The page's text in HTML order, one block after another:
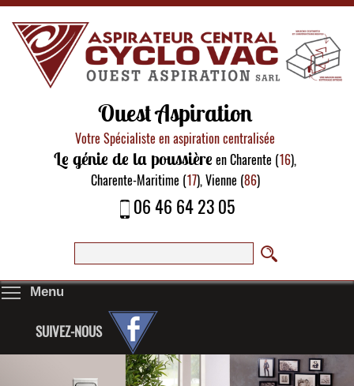
Ouest Aspiration
Votre Spécialiste en aspiration centralisée
Le génie de la poussière en Charente (16),
Charente-Maritime (17), Vienne (86)
06 46 64 23 05
Menu
SUIVEZ-NOUS